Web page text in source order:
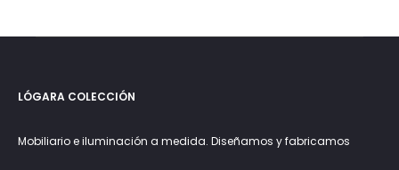
LÓGARA COLECCIÓN
Mobiliario e iluminación a medida. Diseñamos y fabricamos